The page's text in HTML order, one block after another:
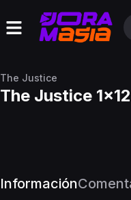
The Justice
The Justice 1x12
Información